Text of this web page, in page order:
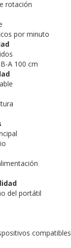
rotación
por minuto
A 100 cm
del portátil
compatibles